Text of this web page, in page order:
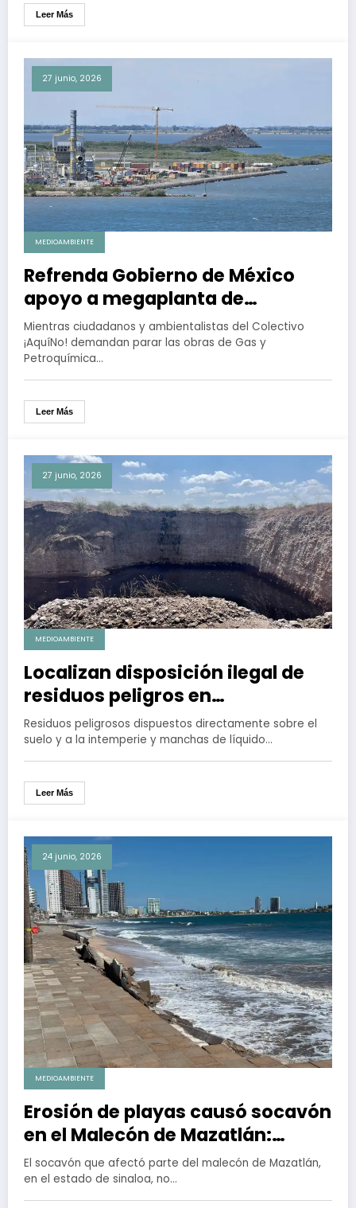
Leer Más
27 junio, 2026
MEDIOAMBIENTE
Refrenda Gobierno de México
apoyo a megaplanta de
amoniaco en Topolobampo
Mientras ciudadanos y ambientalistas del Colectivo
¡AquíNo! demandan parar las obras de Gas y
Petroquímica…
Leer Más
27 junio, 2026
MEDIOAMBIENTE
Localizan disposición ilegal de
residuos peligros en
inmediaciones de campos
agrícolas de Culiacán, Sinaloa
Residuos peligrosos dispuestos directamente sobre el
suelo y a la intemperie y manchas de líquido…
Leer Más
24 junio, 2026
MEDIOAMBIENTE
Erosión de playas causó socavón
en el Malecón de Mazatlán:
Conselva
El socavón que afectó parte del malecón de Mazatlán,
en el estado de sinaloa, no…